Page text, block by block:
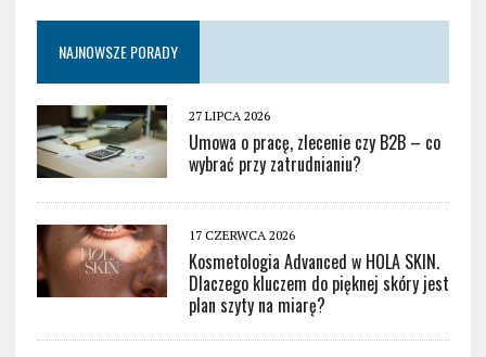
NAJNOWSZE PORADY
27 LIPCA 2026
Umowa o pracę, zlecenie czy B2B – co
wybrać przy zatrudnianiu?
17 CZERWCA 2026
Kosmetologia Advanced w HOLA SKIN.
Dlaczego kluczem do pięknej skóry jest
plan szyty na miarę?